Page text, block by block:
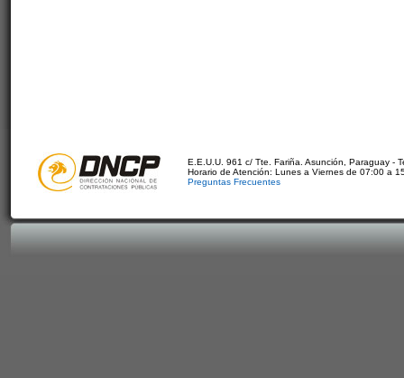
E.E.U.U. 961 c/ Tte. Fariña. Asunción, Paraguay -
Horario de Atención: Lunes a Viernes de 07:00 a
Preguntas Frecuentes